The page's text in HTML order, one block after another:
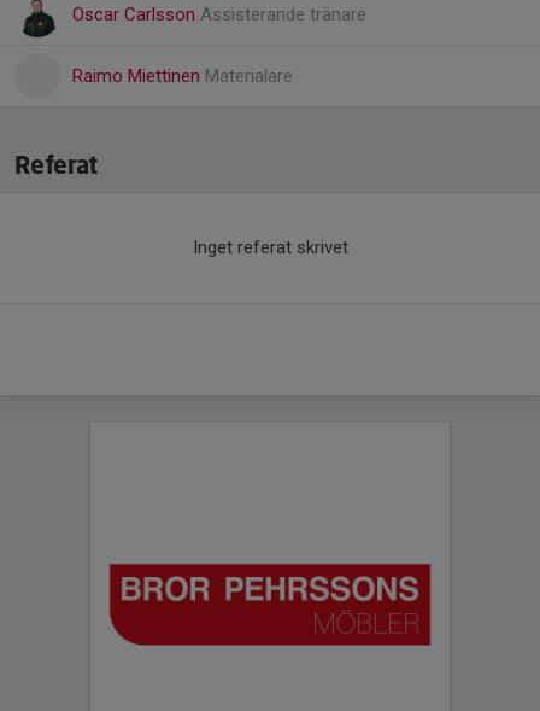
Oscar Carlsson Assisterande tränare
Raimo Miettinen Materialare
Referat
Inget referat skrivet